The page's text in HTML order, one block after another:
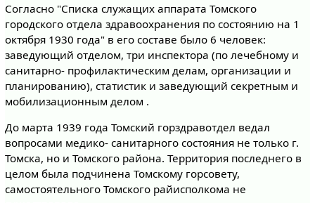
Согласно "Списка служащих аппарата Томского
городского отдела здравоохранения по состоянию на 1
октября 1930 года" в его составе было 6 человек:
заведующий отделом, три инспектора (по лечебному и
санитарно- профилактическим делам, организации и
планированию), статистик и заведующий секретным и
мобилизационным делом .
До марта 1939 года Томский горздравотдел ведал
вопросами медико- санитарного состояния не только г.
Томска, но и Томского района. Территория последнего в
целом была подчинена Томскому горсовету,
самостоятельного Томского райисполкома не